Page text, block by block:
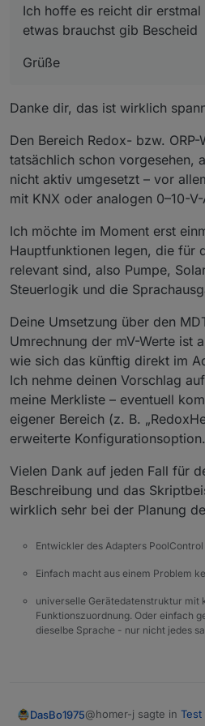
Benutzer:
} else if
  }
a few seconds ago
Bestätigt:
0x00 - good
Benutzer:
etwas brauchst gib
Ich hoffe es reicht dir
etwas brauchst gib Bescheid
Grüße
Danke dir, das ist wirklich
Den Bereich Redox- bzw.
tatsächlich schon vorgesehen,
nicht aktiv umgesetzt – vor
mit KNX oder analogen 0–10-
Ich möchte im Moment erst
Hauptfunktionen legen, die für
relevant sind, also Pumpe,
Steuerlogik und die
Deine Umsetzung über den
Umrechnung der mV-Werte ist
wie sich das künftig direkt im
Ich nehme deinen Vorschlag
meine Merkliste – eventuell
eigener Bereich (z. B.
erweiterte Konfigurationsoption.
Vielen Dank auf jeden Fall für
Beschreibung und das
wirklich sehr bei der Planung
Entwickler des Adapters
Einfach macht aus einem Problem
universelle Gerätedatenstruktur mit
Funktionszuordnung. Oder einfach
dieselbe Sprache - nur nicht jedes
DasBo1975@homer-j sagte in Test